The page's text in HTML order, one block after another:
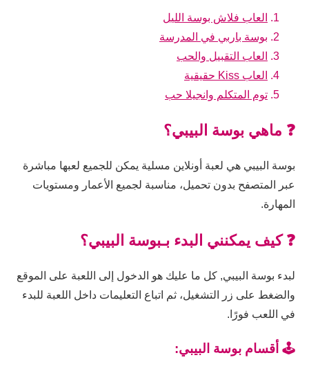
العاب فلاش بوسة الليل
بوسة باربي في المدرسة
العاب التقبيل والحب
العاب Kiss حقيقية
توم المتكلم وانجيلا حب
❓ ماهي بوسة البيبي؟
بوسة البيبي هي لعبة أونلاين مسلية يمكن للجميع لعبها مباشرة
عبر المتصفح بدون تحميل، مناسبة لجميع الأعمار ومستويات
المهارة.
❓ كيف يمكنني البدء بـبوسة البيبي؟
لبدء بوسة البيبي, كل ما عليك هو الدخول إلى اللعبة على الموقع
والضغط على زر التشغيل، ثم اتباع التعليمات داخل اللعبة للبدء
في اللعب فورًا.
🕹️ أقسام بوسة البيبي: